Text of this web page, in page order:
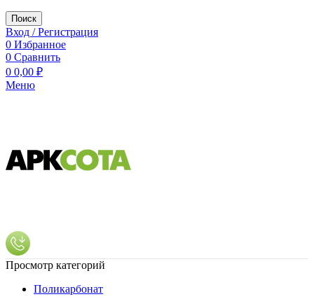
Поиск
Вход / Регистрация
0 Избранное
0 Сравнить
0 0,00 ₽
Меню
Просмотр категорий
Поликарбонат